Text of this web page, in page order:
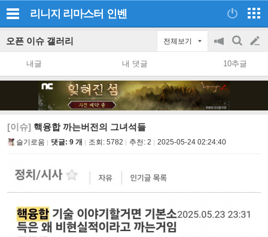
리니지 리마스터 인벤
오픈 이슈 갤러리 전체보기
공
지
on/off
검
색
글
쓰
내글 내 댓글 10추글
[이슈] 핵융합 까는버전의 그녀석들
슬기로움 댓글: 9 개 조회: 5782 추천: 2 2025-05-24 02:24:40